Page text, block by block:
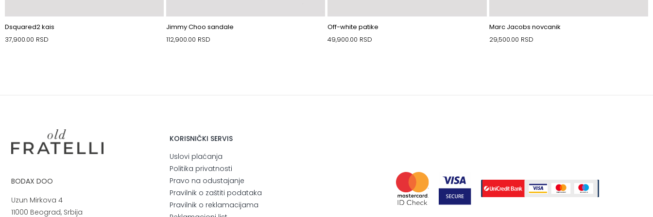
Dsquared2 kais
37,900.00 RSD
Jimmy Choo sandale
112,900.00 RSD
Off-white patike
49,900.00 RSD
Marc Jacobs novcanik
29,500.00 RSD
BODAX DOO
Uzun Mirkova 4
11000 Beograd, Srbija
KORISNIČKI SERVIS
Uslovi plaćanja
Politika privatnosti
Pravo na odustajanje
Pravilnik o zaštiti podataka
Pravilnik o reklamacijama